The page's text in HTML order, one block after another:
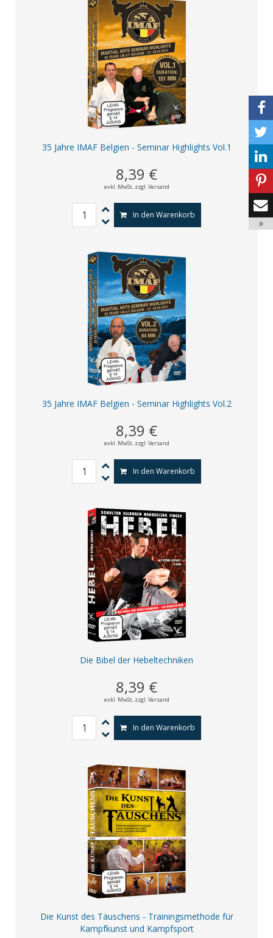
35 Jahre IMAF Belgien - Seminar Highlights Vol.1
8,39 €
exkl. MwSt, zzgl. Versand
In den Warenkorb
35 Jahre IMAF Belgien - Seminar Highlights Vol.2
8,39 €
exkl. MwSt, zzgl. Versand
In den Warenkorb
Die Bibel der Hebeltechniken
8,39 €
exkl. MwSt, zzgl. Versand
In den Warenkorb
Die Kunst des Täuschens - Trainingsmethode für
Kampfkunst und Kampfsport